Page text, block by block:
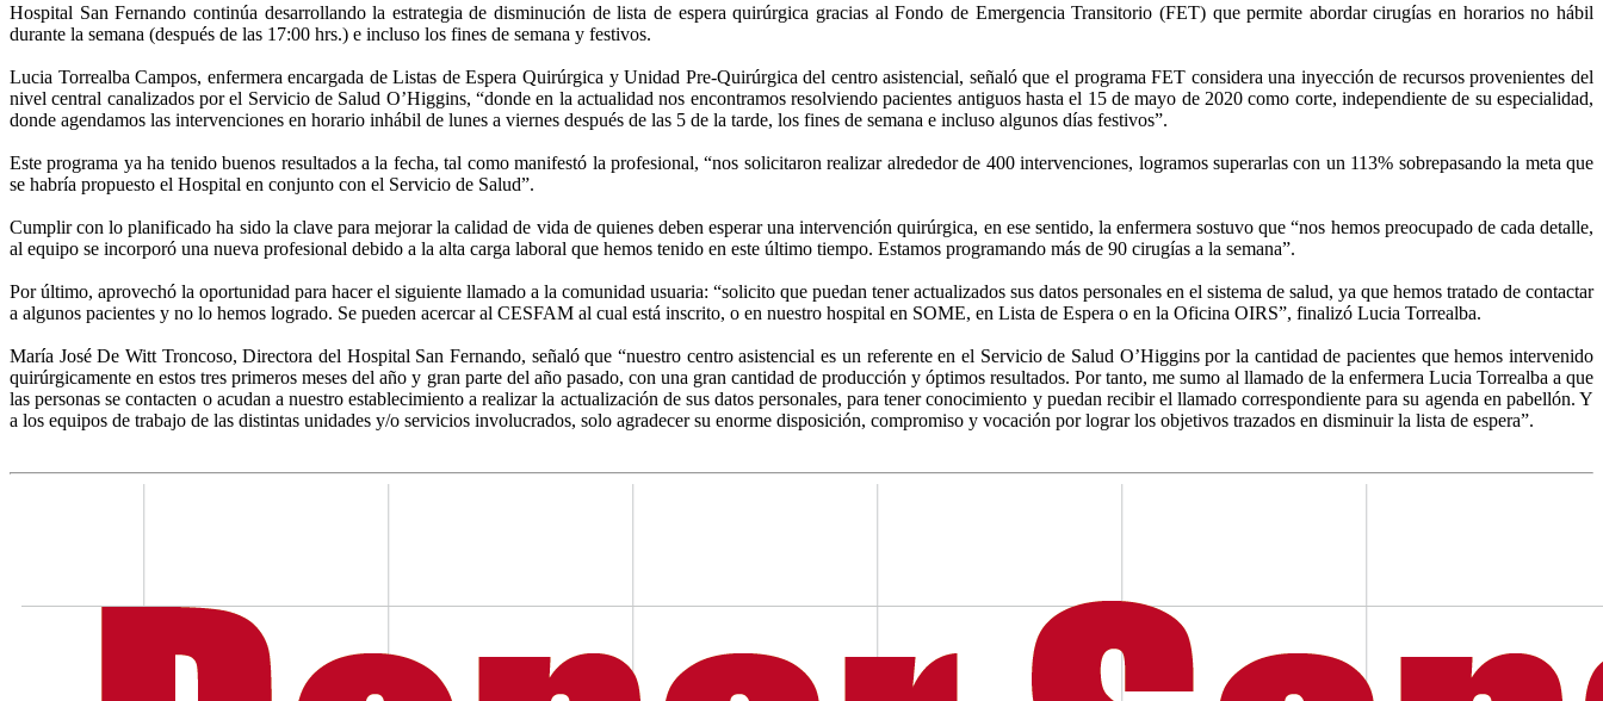
Hospital San Fernando continúa desarrollando la estrategia de disminución de lista de espera quirúrgica gracias al Fondo de Emergencia Transitorio (FET) que permite abordar cirugías en horarios no hábil
durante la semana (después de las 17:00 hrs.) e incluso los fines de semana y festivos.
Lucia Torrealba Campos, enfermera encargada de Listas de Espera Quirúrgica y Unidad Pre-Quirúrgica del centro asistencial, señaló que el programa FET considera una inyección de recursos provenientes del
nivel central canalizados por el Servicio de Salud O’Higgins, “donde en la actualidad nos encontramos resolviendo pacientes antiguos hasta el 15 de mayo de 2020 como corte, independiente de su especialidad,
donde agendamos las intervenciones en horario inhábil de lunes a viernes después de las 5 de la tarde, los fines de semana e incluso algunos días festivos”.
Este programa ya ha tenido buenos resultados a la fecha, tal como manifestó la profesional, “nos solicitaron realizar alrededor de 400 intervenciones, logramos superarlas con un 113% sobrepasando la meta que
se habría propuesto el Hospital en conjunto con el Servicio de Salud”.
Cumplir con lo planificado ha sido la clave para mejorar la calidad de vida de quienes deben esperar una intervención quirúrgica, en ese sentido, la enfermera sostuvo que “nos hemos preocupado de cada detalle,
al equipo se incorporó una nueva profesional debido a la alta carga laboral que hemos tenido en este último tiempo. Estamos programando más de 90 cirugías a la semana”.
Por último, aprovechó la oportunidad para hacer el siguiente llamado a la comunidad usuaria: “solicito que puedan tener actualizados sus datos personales en el sistema de salud, ya que hemos tratado de contactar
a algunos pacientes y no lo hemos logrado. Se pueden acercar al CESFAM al cual está inscrito, o en nuestro hospital en SOME, en Lista de Espera o en la Oficina OIRS”, finalizó Lucia Torrealba.
María José De Witt Troncoso, Directora del Hospital San Fernando, señaló que “nuestro centro asistencial es un referente en el Servicio de Salud O’Higgins por la cantidad de pacientes que hemos intervenido
quirúrgicamente en estos tres primeros meses del año y gran parte del año pasado, con una gran cantidad de producción y óptimos resultados. Por tanto, me sumo al llamado de la enfermera Lucia Torrealba a que
las personas se contacten o acudan a nuestro establecimiento a realizar la actualización de sus datos personales, para tener conocimiento y puedan recibir el llamado correspondiente para su agenda en pabellón. Y
a los equipos de trabajo de las distintas unidades y/o servicios involucrados, solo agradecer su enorme disposición, compromiso y vocación por lograr los objetivos trazados en disminuir la lista de espera”.